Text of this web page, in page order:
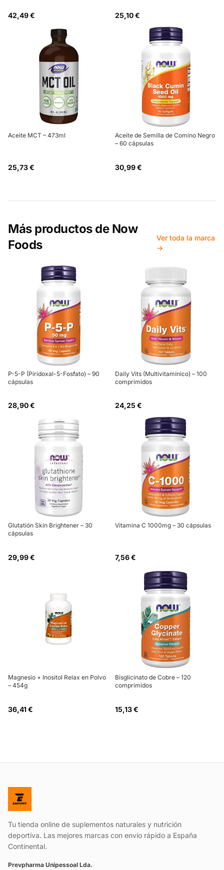
42,49 € 25,10 €
Aceite MCT – 473ml
25,73 €
Aceite de Semilla de Comino Negro
– 60 cápsulas
30,99 €
Más productos de Now
Foods
Ver toda la marca
→
P-5-P (Piridoxal-5-Fosfato) – 90
cápsulas
28,90 €
Daily Vits (Multivitamínico) – 100
comprimidos
24,25 €
Glutatión Skin Brightener – 30
cápsulas
29,99 €
Vitamina C 1000mg – 30 cápsulas
7,56 €
Magnesio + Inositol Relax en Polvo
– 454g
36,41 €
Bisglicinato de Cobre – 120
comprimidos
15,13 €
Tu tienda online de suplementos naturales y nutrición
deportiva. Las mejores marcas con envío rápido a España
Continental.
Prevpharma Unipessoal Lda.